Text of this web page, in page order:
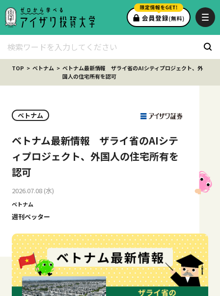
TOP ベトナム
ベトナム最新情報 ザライ省のAIシティプロジェクト、外
国人の住宅所有を認可
ベトナム
ベトナム最新情報 ザライ省のAIシテ
ィプロジェクト、外国人の住宅所有を
認可
2026.07.08 (水)
ベトナム
週刊ベッター